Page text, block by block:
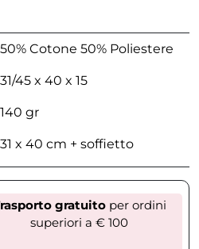
50% Cotone 50% Poliestere
31/45 x 40 x 15
140 gr
31 x 40 cm + soffietto
gratuitoper ordini
superiori a € 100